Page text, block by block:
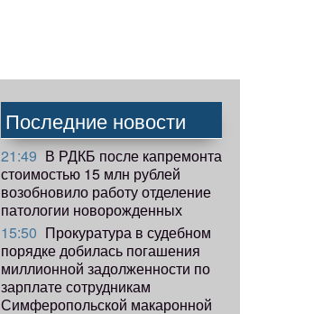
Последние новости
21:49 В РДКБ после капремонта
стоимостью 15 млн рублей
возобновило работу отделение
патологии новорожденных
15:50 Прокуратура в судебном
порядке добилась погашения
миллионной задолженности по
зарплате сотрудникам
Симферопольской макаронной